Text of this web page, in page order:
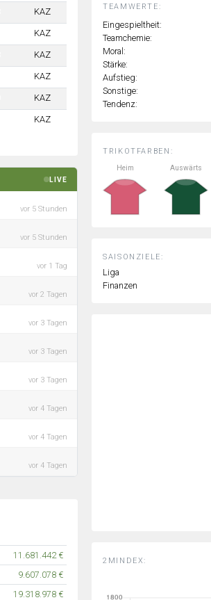
KAZ
KAZ
KAZ
KAZ
KAZ
KAZ
LIVE
vor 5 Stunden
vor 5 Stunden
vor 1 Tag
vor 2 Tagen
vor 3 Tagen
vor 3 Tagen
vor 3 Tagen
vor 4 Tagen
vor 4 Tagen
vor 4 Tagen
11.681.442 €
9.607.078 €
19.318.978 €
TRIKOTFARBEN:
Heim
Auswärts
SAISONZIELE:
Liga
Finanzen
2MINDEX:
TEAMWERTE:
Eingespieltheit:
Teamchemie:
Moral:
Stärke:
Aufstieg:
Sonstige:
Tendenz: